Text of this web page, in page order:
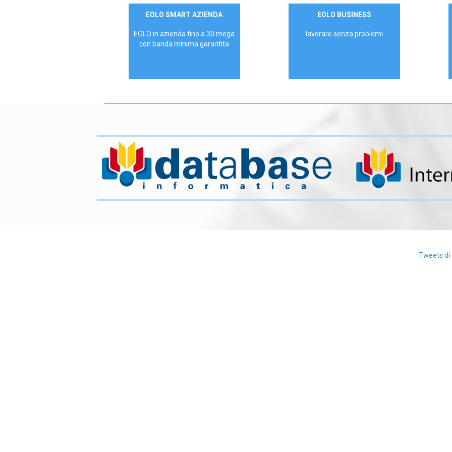
Contattaci
EOLO SMART AZIENDA
EOLO in azienda fino a 30 mega
con banda minima garantita
ContattaciEOLO BUSINESS
lavorare senza problemi
Tweets di